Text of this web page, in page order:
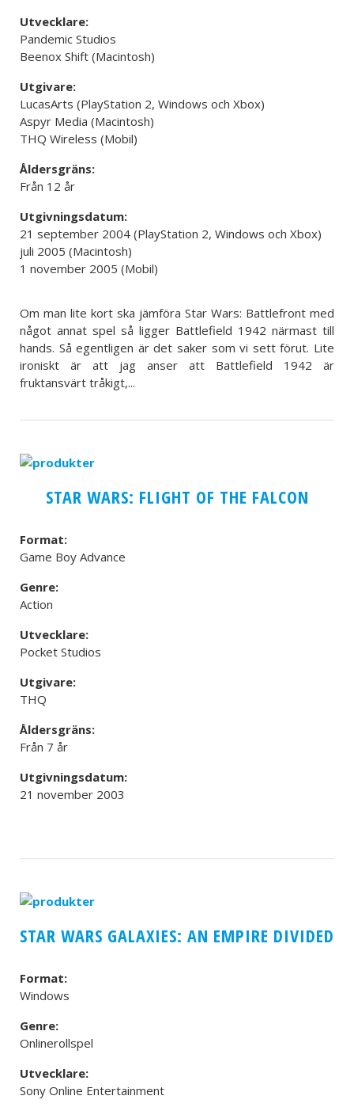
Utvecklare:
Pandemic Studios
Beenox Shift (Macintosh)
Utgivare:
LucasArts (PlayStation 2, Windows och Xbox)
Aspyr Media (Macintosh)
THQ Wireless (Mobil)
Åldersgräns:
Från 12 år
Utgivningsdatum:
21 september 2004 (PlayStation 2, Windows och Xbox)
juli 2005 (Macintosh)
1 november 2005 (Mobil)
Om man lite kort ska jämföra Star Wars: Battlefront med
något annat spel så ligger Battlefield 1942 närmast till
hands. Så egentligen är det saker som vi sett förut. Lite
ironiskt är att jag anser att Battlefield 1942 är
fruktansvärt tråkigt,...
STAR WARS: FLIGHT OF THE FALCON
Format:
Game Boy Advance
Genre:
Action
Utvecklare:
Pocket Studios
Utgivare:
THQ
Åldersgräns:
Från 7 år
Utgivningsdatum:
21 november 2003
STAR WARS GALAXIES: AN EMPIRE DIVIDED
Format:
Windows
Genre:
Onlinerollspel
Utvecklare:
Sony Online Entertainment